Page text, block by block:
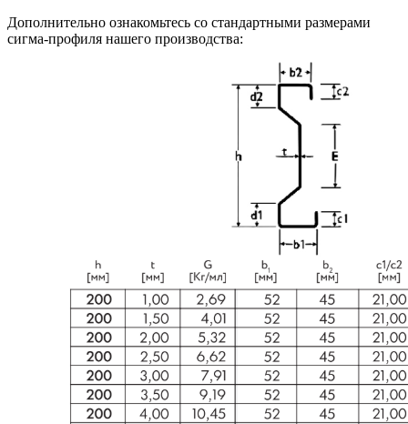
Дополнительно ознакомьтесь со стандартными размерами
сигма-профиля нашего производства: